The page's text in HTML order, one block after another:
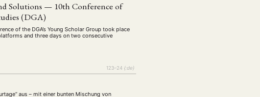
Solutions — 10th Conference of
(DGA)
of the DGA’s Young Scholar Group took place
and three days on two consecutive
123–24 {:de}
aus – mit einer bunten Mischung von